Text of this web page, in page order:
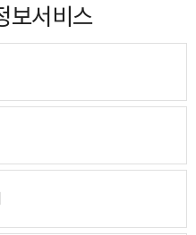
보서비스